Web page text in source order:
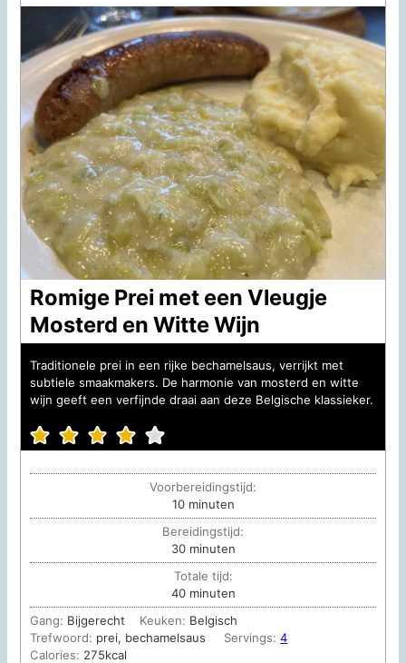
Romige Prei met een Vleugje
Mosterd en Witte Wijn
Traditionele prei in een rijke bechamelsaus, verrijkt met
subtiele smaakmakers. De harmonie van mosterd en witte
wijn geeft een verfijnde draai aan deze Belgische klassieker.
Voorbereidingstijd:
10minuten
minuten
Bereidingstijd:
30minuten
minuten
Totale tijd:
40minuten
minuten
Gang: Bijgerecht Keuken: Belgisch
Trefwoord: prei, bechamelsaus Servings:4
Calories: 275kcal